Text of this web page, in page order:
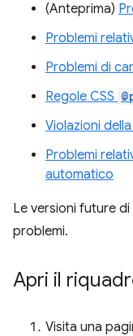
(Anteprima)
Problemi
Problemi di
Regole CSS
Violazioni
Problemi
automatico
Le versioni future
problemi.
Apri il
Visita una